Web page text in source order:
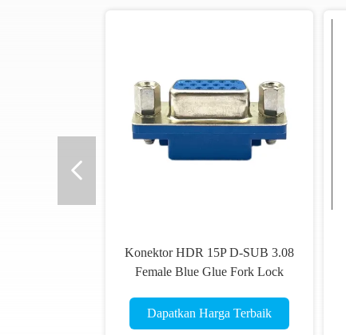
Konektor HDR 15P D-SUB 3.08
Female Blue Glue Fork Lock
Dapatkan Harga Terbaik